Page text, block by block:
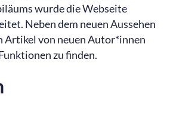
wurde die Webseite
Neben dem neuen Aussehen
Artikel von neuen Autor*innen
zu finden.